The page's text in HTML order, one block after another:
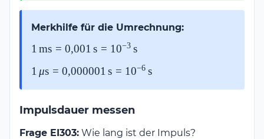
Merkhilfe für die Umrechnung:
1\,\text{ms} =
=
10^{-3}\,\text{s}
1 ms = 0,001 s = 10−3 s
1\,\mu\text{s} =
1 μs = 0,000001 s = 10−6 s
Impulsdauer messen
Frage EI303: Wie lang ist der Impuls?